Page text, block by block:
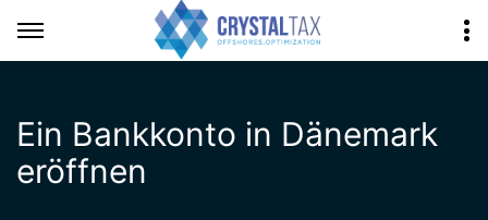
Ein Bankkonto in Dänemark
eröffnen